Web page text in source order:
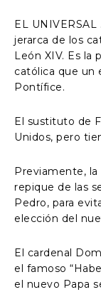
EL
jerarca de los
León XIV. Es la
católica que un
Pontífice.
El sustituto de
Unidos, pero
Previamente,
repique de las
Pedro, para
elección del
El cardenal
el famoso
el nuevo Papa